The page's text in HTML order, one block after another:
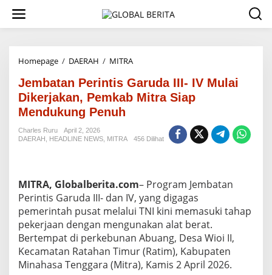
w
Homepage / DAERAH / MITRA
m
b
n
i
n
t
i
s
G
a
r
u
Jembatan Perintis Garuda III- IV Mulai
Dikerjakan, Pemkab Mitra Siap
Mendukung Penuh
Charles Ruru
April 2, 2026
DAERAH
HEADLINE NEWS MITRA 456 Dilihat
MITRA, Globalberita.com– Program Jembatan
Perintis Garuda III- dan IV, yang digagas
pemerintah pusat melalui TNI kini memasuki tahap
pekerjaan dengan mengunakan alat berat.
Bertempat di perkebunan Abuang, Desa Wioi II,
Kecamatan Ratahan Timur (Ratim), Kabupaten
Minahasa Tenggara (Mitra), Kamis 2 April 2026.